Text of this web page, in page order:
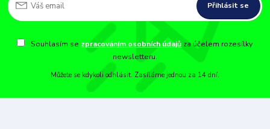
Přihlásit se
Souhlasím se zpracováním osobních údajů za účelem rozesílky
newsletteru.
Můžete se kdykoli odhlásit. Zasíláme jednou za 14 dní.